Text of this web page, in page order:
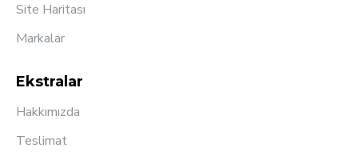
Site Haritası
Markalar
Ekstralar
Hakkımızda
Teslimat